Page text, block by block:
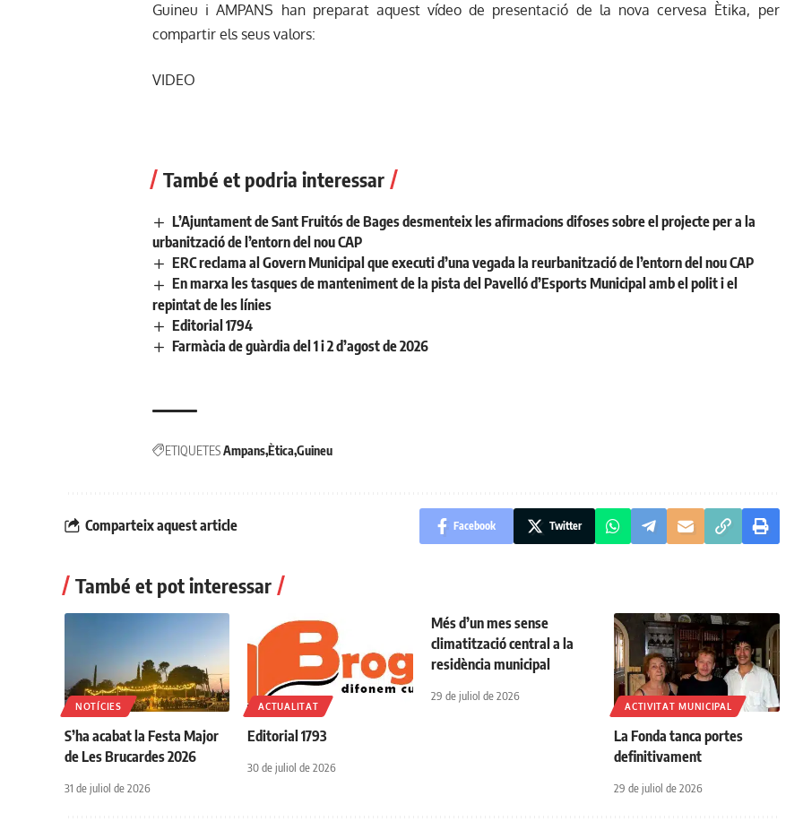
Guineu i AMPANS han preparat aquest vídeo de presentació de la nova cervesa Ètika, per
compartir els seus valors:
VIDEO
També et podria interessar
L’Ajuntament de Sant Fruitós de Bages desmenteix les afirmacions difoses sobre el projecte per a la
urbanització de l’entorn del nou CAP
ERC reclama al Govern Municipal que executi d’una vegada la reurbanització de l’entorn del nou CAP
En marxa les tasques de manteniment de la pista del Pavelló d’Esports Municipal amb el polit i el
repintat de les línies
Editorial 1794
Farmàcia de guàrdia del 1 i 2 d’agost de 2026
ETIQUETESAmpansÈtica Guineu
Comparteix aquest article Facebook Twitter
També et pot interessar
NOTÍCIES
S’ha acabat la Festa Major
de Les Brucardes 2026
31 de juliol de 2026
ACTUALITAT
Editorial 1793
30 de juliol de 2026
Més d’un mes sense
climatització central a la
residència municipal
29 de juliol de 2026
ACTIVITAT MUNICIPAL
La Fonda tanca portes
definitivament
29 de juliol de 2026